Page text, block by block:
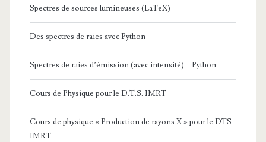
Spectres de sources lumineuses (LaTeX)
Des spectres de raies avec Python
Spectres de raies d’émission (avec intensité) – Python
Cours de Physique pour le D.T.S. IMRT
Cours de physique « Production de rayons X » pour le DTS
IMRT